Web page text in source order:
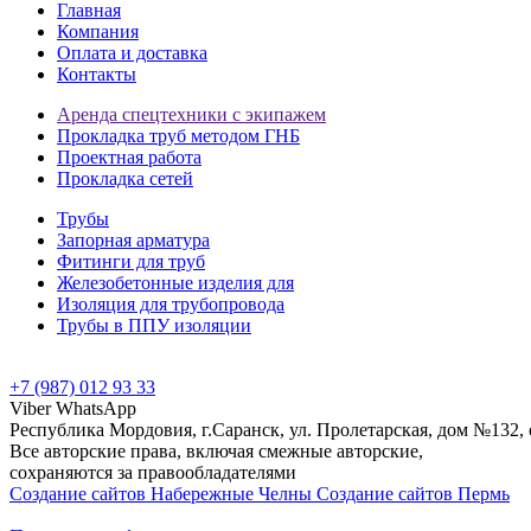
Главная
Компания
Оплата и доставка
Контакты
Аренда спецтехники с экипажем
Прокладка труб методом ГНБ
Проектная работа
Прокладка сетей
Трубы
Запорная арматура
Фитинги для труб
Железобетонные изделия для
Изоляция для трубопровода
Трубы в ППУ изоляции
+7 (987) 012 93 33
Viber WhatsApp
Республика Мордовия, г.Саранск, ул. Пролетарская, дом
Все авторские права, включая смежные авторские,
сохраняются за правообладателями
Создание сайтов Набережные Челны Создание сайтов Пермь